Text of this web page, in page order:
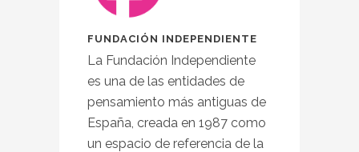
FUNDACIÓN INDEPENDIENTE
La Fundación Independiente
es una de las entidades de
pensamiento más antiguas de
España, creada en 1987 como
un espacio de referencia de la